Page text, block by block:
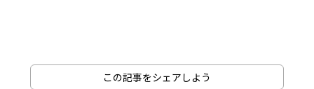
この記事をシェアしよう